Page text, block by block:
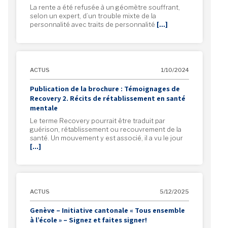
La rente a été refusée à un géomètre souffrant,
selon un expert, d’un trouble mixte de la
personnalité avec traits de personnalité […]
ACTUS 1/10/2024
Publication de la brochure : Témoignages de
Recovery 2. Récits de rétablissement en santé
mentale
Le terme Recovery pourrait être traduit par
guérison, rétablissement ou recouvrement de la
santé. Un mouvement y est associé, il a vu le jour
[…]
ACTUS 5/12/2025
Genève – Initiative cantonale « Tous ensemble
à l’école » – Signez et faites signer!